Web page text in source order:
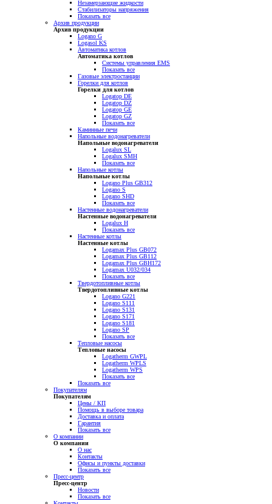
Незамерзающие жидкости
Стабилизаторы напряжения
Показать все
Архив продукции
Архив продукции
Logano G
Logasol KS
Автоматика котлов
Автоматика котлов
Системы управления EMS
Показать все
Газовые электростанции
Горелки для котлов
Горелки для котлов
Logatop DE
Logatop DZ
Logatop GE
Logatop GZ
Показать все
Каминные печи
Напольные водонагреватели
Напольные водонагреватели
Logalux SL
Logalux SMH
Показать все
Напольные котлы
Напольные котлы
Logano Plus GB312
Logano S
Logano SHD
Показать все
Настенные водонагреватели
Настенные водонагреватели
Logalux H
Показать все
Настенные котлы
Настенные котлы
Logamax Plus GB072
Logamax Plus GB112
Logamax Plus GBH172
Logamax U032/034
Показать все
Твердотопливные котлы
Твердотопливные котлы
Logano G221
Logano S111
Logano S131
Logano S171
Logano S181
Logano SP
Показать все
Тепловые насосы
Тепловые насосы
Logatherm GWPL
Logatherm WPLS
Logatherm WPS
Показать все
Показать все
Покупателям
Покупателям
Цены / КП
Помощь в выборе товара
Доставка и оплата
Гарантия
Показать все
О компании
О компании
О нас
Контакты
Офисы и пункты доставки
Показать все
Пресс-центр
Пресс-центр
Новости
Показать все